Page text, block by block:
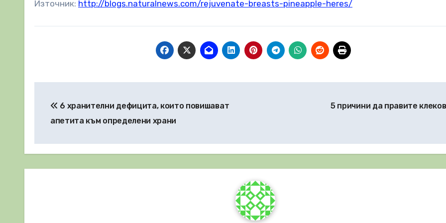
Източник: http://blogs.naturalnews.com/rejuvenate-breasts-pineapple-heres/
6 хранителни дефицита, които повишават
апетита към определени храни
5 причини да правите